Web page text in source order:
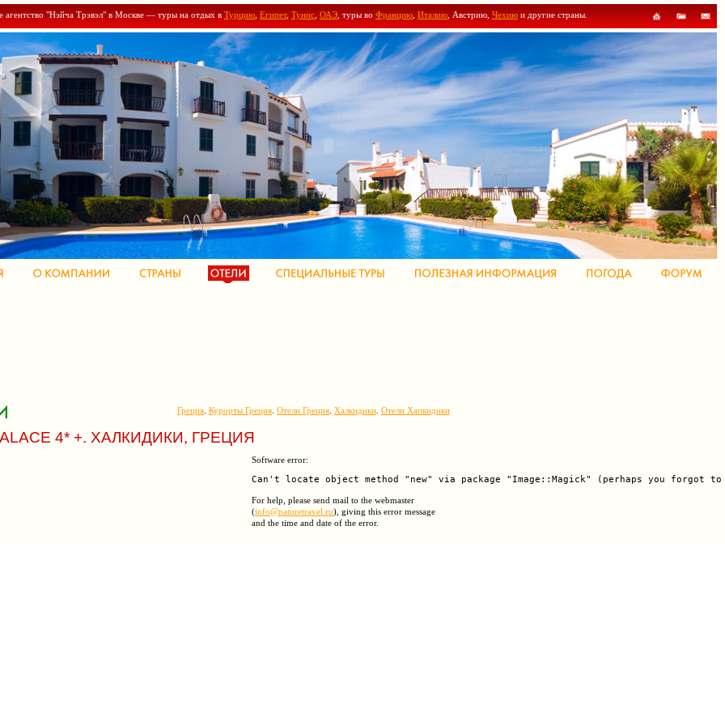
агентство "Нэйча Трэвэл" в Москве — туры на отдых в Турцию Египет, Тунис ОАЭ , туры во Францию Италию , Австрию, Чехию и другие страны.
Греция Курорты Греция Отели Греция Халкидики Отели Хапкидики
4* +. ХАЛКИДИКИ, ГРЕЦИЯ
Software error:
For help, please send mail to the webmaster
(info@naturetravel.ru), giving this error message
and the time and date of the error.